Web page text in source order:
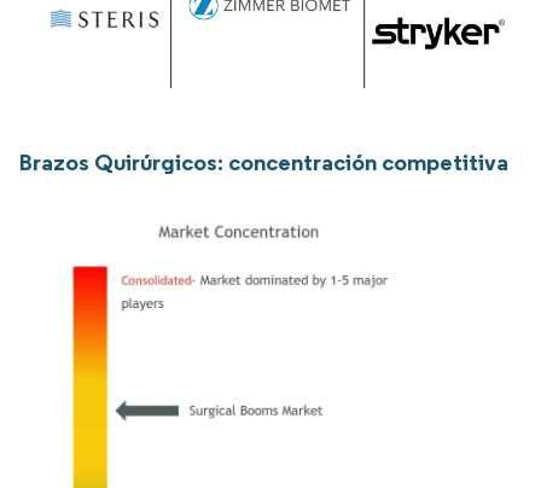
Brazos Quirúrgicos: concentración competitiva